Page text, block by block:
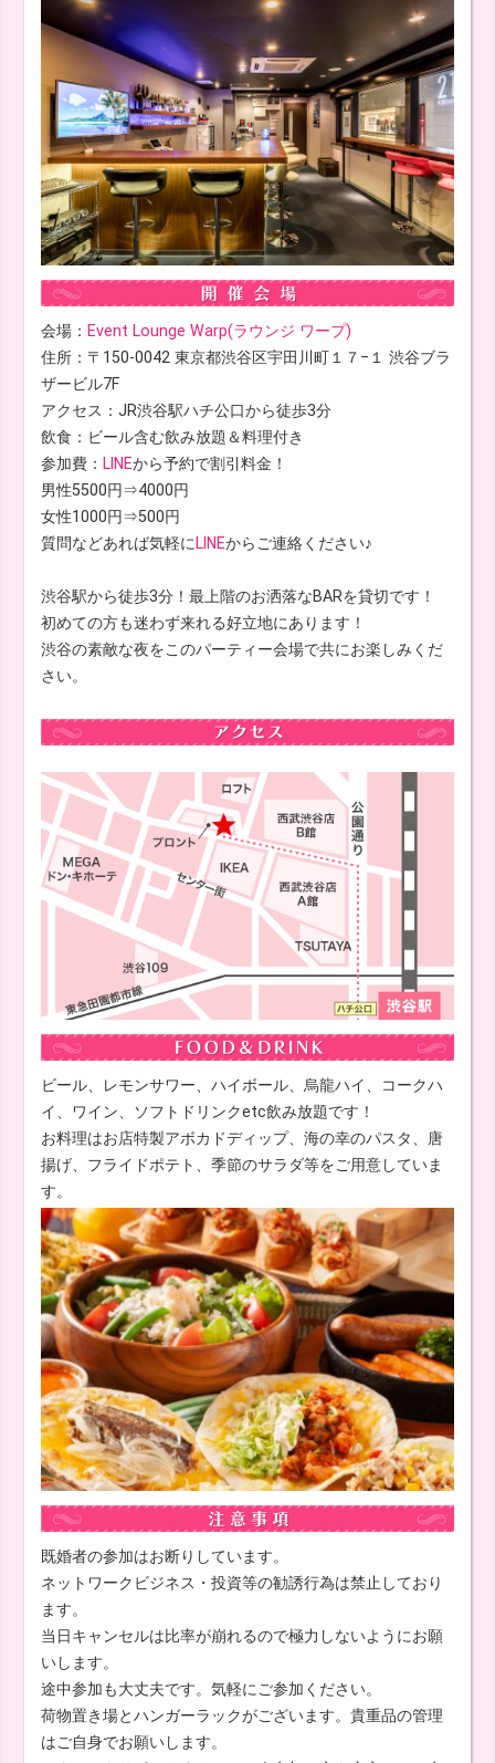
会場： Event Lounge Warp(ラウンジ ワープ)
住所：〒150-0042 東京都渋谷区宇田川町１７−１ 渋谷ブラ
ザービル7F
アクセス：JR渋谷駅ハチ公口から徒歩3分
飲食：ビール含む飲み放題＆料理付き
参加費： LINEから予約で割引料金！
男性5500円⇒4000円
女性1000円⇒500円
質問などあれば気軽に LINEからご連絡ください♪
渋谷駅から徒歩3分！最上階のお洒落なBARを貸切です！
初めての方も迷わず来れる好立地にあります！
渋谷の素敵な夜をこのパーティー会場で共にお楽しみくだ
さい。
ビール、レモンサワー、ハイボール、烏龍ハイ、コークハ
イ、ワイン、ソフトドリンクetc飲み放題です！
お料理はお店特製アボカドディップ、海の幸のパスタ、唐
揚げ、フライドポテト、季節のサラダ等をご用意していま
す。
既婚者の参加はお断りしています。
ネットワークビジネス・投資等の勧誘行為は禁止しており
ます。
当日キャンセルは比率が崩れるので極力しないようにお願
いします。
途中参加も大丈夫です。気軽にご参加ください。
荷物置き場とハンガーラックがございます。貴重品の管理
はご自身でお願いします。